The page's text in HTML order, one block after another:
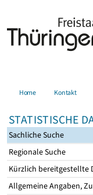
Home Kontakt
STATISTISCHE
Sachliche Suche
Regionale Suche
Kürzlich bereitgestellte
Allgemeine Angaben,